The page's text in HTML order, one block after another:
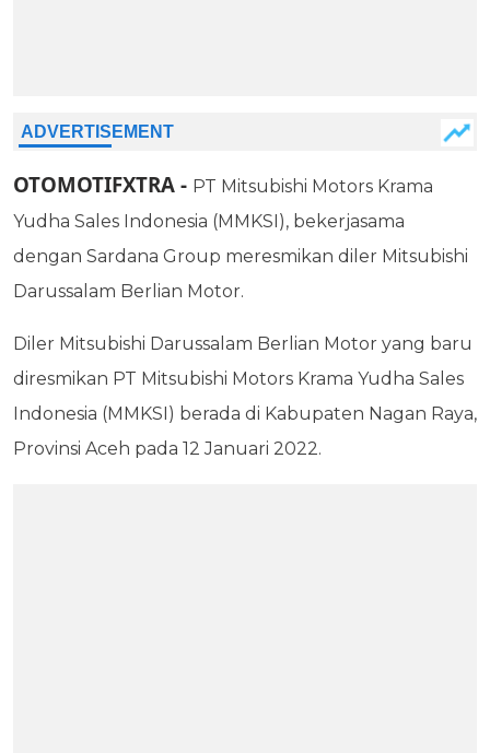
OTOMOTIFXTRA - PT Mitsubishi Motors Krama
Yudha Sales Indonesia (MMKSI), bekerjasama
dengan Sardana Group meresmikan diler Mitsubishi
Darussalam Berlian Motor.
Diler Mitsubishi Darussalam Berlian Motor yang baru
diresmikan PT Mitsubishi Motors Krama Yudha Sales
Indonesia (MMKSI) berada di Kabupaten Nagan Raya,
Provinsi Aceh pada 12 Januari 2022.